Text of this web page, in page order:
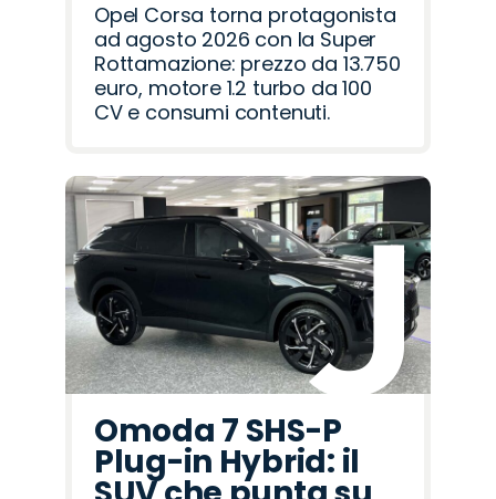
Opel Corsa torna protagonista
ad agosto 2026 con la Super
Rottamazione: prezzo da 13.750
euro, motore 1.2 turbo da 100
CV e consumi contenuti.
Omoda 7 SHS-P
Plug-in Hybrid: il